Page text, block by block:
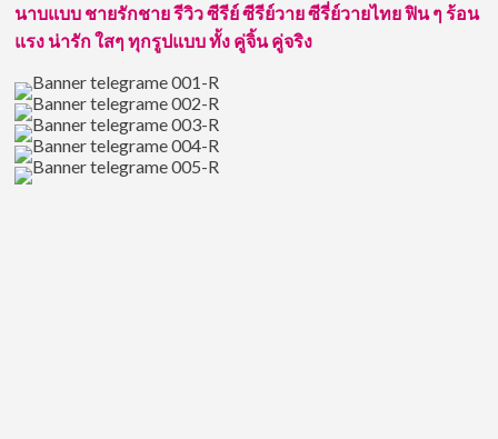
ที่มา
แรง
ขวัญใจ
ชาว
ไทย
ใน
ตอน
นาบแบบ ชายรักชาย รีวิว ซีรีย์ ซีรีย์วาย ซีรี่ย์วายไทย ฟิน ๆ ร้อน
แรง น่ารัก ใสๆ ทุกรูปแบบ ทั้ง คู่จิ้น คู่จริง